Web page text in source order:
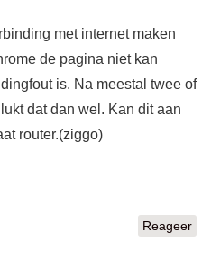
met internet maken
de pagina niet kan
is. Na meestal twee of
dat dan wel. Kan dit aan
router.(ziggo)
Reageer